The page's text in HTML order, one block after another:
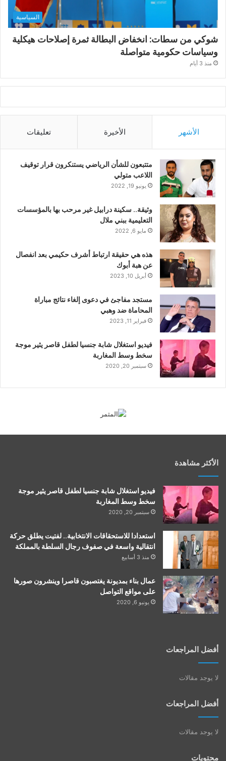
السياسية
شوكي من سطات: انخفاض البطالة ثمرة إصلاحات هيكلية
وسياسات حكومية متواصلة
منذ 3 أيام
الأشهر الأخيرة تعليقات
متتبعون للشأن الرياضي يستنكرون قرار توقيف
اللاعب متولي
يونيو 19, 2022
وثيقة.. سكينة درابيل غير مرحب بها بالمؤسسات
التعليمية ببني ملال
مايو 6, 2022
هذه هي حقيقة ارتباط أشرف حكيمي بعد انفصال
عن هبة أبوك
أبريل 10, 2023
مستجد مفاجئ في دعوى إلغاء نتائج مباراة
المحاماة ضد وهبي
فبراير 11, 2023
فيديو استغلال شابة جنسيا لطفل قاصر يثير موجة
سخط وسط المغاربة
سبتمبر 20, 2020
الأكثر مشاهدة
فيديو استغلال شابة جنسيا لطفل قاصر يثير موجة
سخط وسط المغاربة
سبتمبر 20, 2020
استعدادا للاستحقاقات الانتخابية.. لفتيت يطلق حركة
انتقالية واسعة في صفوف رجال السلطة بالمملكة
منذ 3 أسابيع
عمال بناء بمديونة يغتصبون قاصرا وينشرون صورها
على مواقع التواصل
يونيو 6, 2020
أفضل المراجعات
لا يوجد مقالات
أفضل المراجعات
لا يوجد مقالات
محتويات